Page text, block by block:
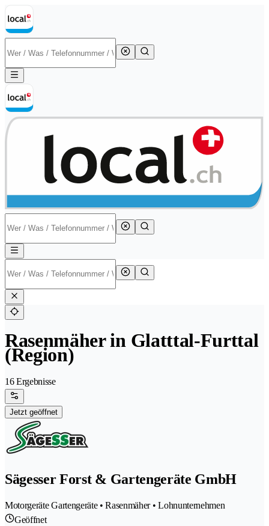
Rasenmäher in Glatttal-Furttal
(Region)
16 Ergebnisse
Jetzt geöffnet
Sägesser Forst & Gartengeräte GmbH
Motorgeräte Gartengeräte • Rasenmäher • Lohnunternehmen
Geöffnet